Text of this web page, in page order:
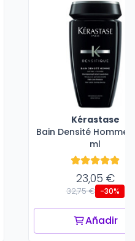
Kérastase
Bain Densité Homme
ml
23,05 €
32,75 € -30%
Añadir